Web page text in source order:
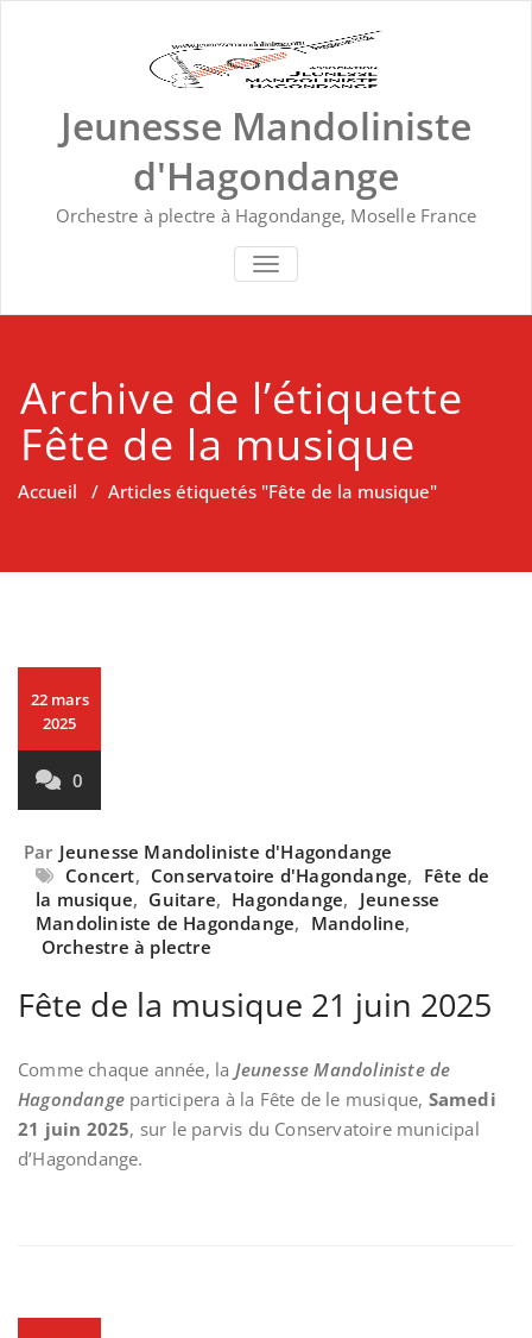
Jeunesse Mandoliniste
d'Hagondange
Orchestre à plectre à Hagondange, Moselle France
TOGGLE NAVIGATION
Archive de l’étiquette
Fête de la musique
Accueil / Articles étiquetés "Fête de la musique"
22 mars
2025
0
Par Jeunesse Mandoliniste d'Hagondange
Concert, Conservatoire d'Hagondange, Fête de
la musique, Guitare, Hagondange, Jeunesse
Mandoliniste de Hagondange, Mandoline,
Orchestre à plectre
Fête de la musique 21 juin 2025
Comme chaque année, la Jeunesse Mandoliniste de
Hagondange participera à la Fête de le musique, Samedi
21 juin 2025, sur le parvis du Conservatoire municipal
d’Hagondange.